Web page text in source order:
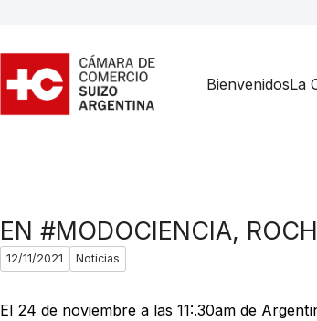
BienvenidosLa
EN #MODOCIENCIA,
12/11/2021 Noticias
El 24 de noviembre a las 11:.30am de